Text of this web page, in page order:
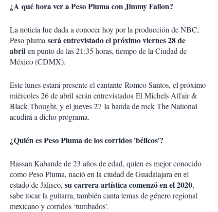
¿A qué hora ver a Peso Pluma con Jimmy Fallon?
La noticia fue dada a conocer hoy por la producción de NBC,
Peso pluma será entrevistado el próximo viernes 28 de
abril en punto de las 21:35 horas, tiempo de la Ciudad de
México (CDMX).
Este lunes estará presente el cantante Romeo Santos, el próximo
miércoles 26 de abril serán entrevistados El Michels Affair &
Black Thought, y el jueves 27 la banda de rock The National
acudirá a dicho programa.
¿Quién es Peso Pluma de los corridos 'bélicos'?
Hassan Kabande de 23 años de edad, quien es mejor conocido
como Peso Pluma, nació en la ciudad de Guadalajara en el
estado de Jalisco, su carrera artística comenzó en el 2020,
sabe tocar la guitarra, también canta temas de género regional
mexicano y corridos ‘tumbados’.